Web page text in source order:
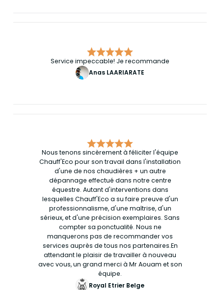
Service impeccable! Je recommande
Anas LAARIARATE
Nous tenons sincèrement à féliciter l'équipe
Chauff'Eco pour son travail dans l'installation
d'une de nos chaudières + un autre
dépannage effectué dans notre centre
équestre. Autant d'interventions dans
lesquelles Chauff'Eco a su faire preuve d'un
professionnalisme, d'une maîtrise, d'un
sérieux, et d'une précision exemplaires. Sans
compter sa ponctualité. Nous ne
manquerons pas de recommander vos
services auprès de tous nos partenaires.En
attendant le plaisir de travailler à nouveau
avec vous, un grand merci à Mr Aouam et son
équipe.
Royal Etrier Belge